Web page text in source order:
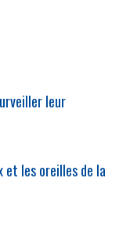
leur
et les oreilles de la